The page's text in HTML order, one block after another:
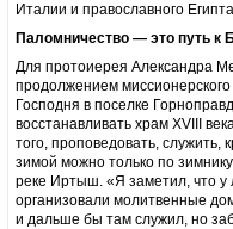
Италии и православного
Паломничество — это путь к
Для протоиерея Александра
продолжением
Господня в поселке
восстанавливать храм XVIII
того, проповедовать, служить,
зимой можно только по
реке Иртыш. «Я заметил, что
организовали молитвенные
и дальше бы там служил, но